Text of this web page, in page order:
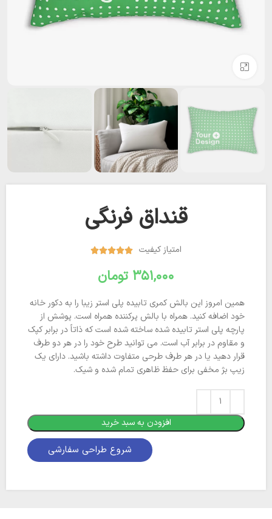
قنداق فرنگی
امتیاز کیفیت 




تومان
همین امروز این بالش کمری تابیده پلی استر زیبا را به دکور خانه
خود اضافه کنید. همراه با بالش پرکننده همراه است. پوشش از
پارچه پلی استر تابیده شده ساخته شده است که ذاتاً در برابر کپک
و مقاوم در برابر آب است. می توانید طرح خود را در هر دو طرف
قرار دهید یا در هر طرف طرحی متفاوت داشته باشید. دارای یک
زیپ بژ مخفی برای حفظ ظاهری تمام شده و شیک.
شروع طراحی سفارشی
افزودن به سبد خرید